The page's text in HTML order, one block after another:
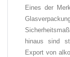
Eines der
hinaus sind
Export von